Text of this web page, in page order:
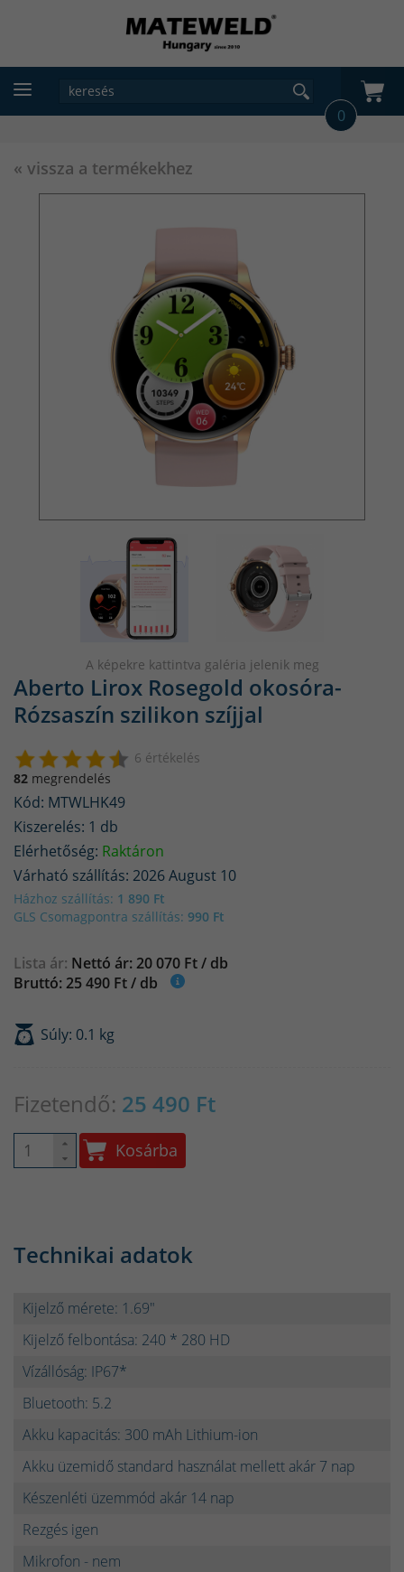
0
« vissza a termékekhez
A képekre kattintva galéria jelenik meg
Aberto Lirox Rosegold okosóra-
Rózsaszín szilikon szíjjal
6 értékelés
82 megrendelés
Kód: MTWLHK49
Kiszerelés: 1 db
Elérhetőség: Raktáron
Várható szállítás: 2026 August 10
Házhoz szállítás: 1 890 Ft
GLS Csomagpontra szállítás: 990 Ft
Lista ár: Nettó ár: 20 070 Ft / db
Bruttó: 25 490 Ft / db
Súly: 0.1 kg
Fizetendő: 25 490 Ft
Kosárba
Technikai adatok
Kijelző mérete: 1.69"
Kijelző felbontása: 240 * 280 HD
Vízállóság: IP67*
Bluetooth: 5.2
Akku kapacitás: 300 mAh Lithium-ion
Akku üzemidő standard használat mellett akár 7 nap
Készenléti üzemmód akár 14 nap
Rezgés igen
Mikrofon - nem